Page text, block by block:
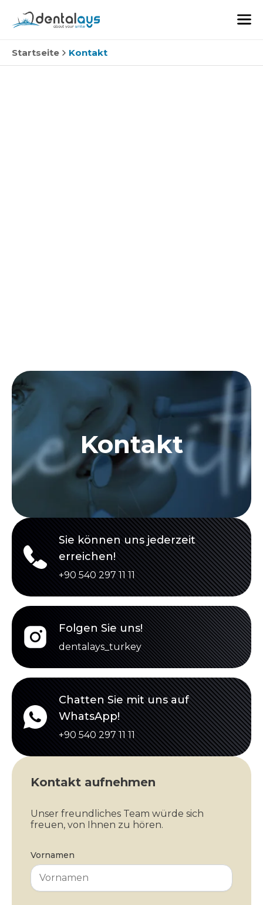
Startseite Kontakt
Kontakt
Sie können uns jederzeit
erreichen!
+90 540 297 11 11
Folgen Sie uns!
dentalays_turkey
Chatten Sie mit uns auf
WhatsApp!
+90 540 297 11 11
Kontakt aufnehmen
Unser freundliches Team würde sich
freuen, von Ihnen zu hören.
Vornamen